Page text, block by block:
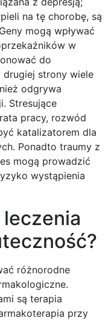
na tę chorobę, są
mogą wpływać
w
do
drugiej strony wiele
odgrywa
Stresujące
pracy, rozwód
katalizatorem dla
Ponadto traumy z
mogą prowadzić
wystąpienia
różnorodne
są terapia
przy